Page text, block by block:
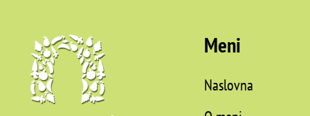
Meni
Naslovna